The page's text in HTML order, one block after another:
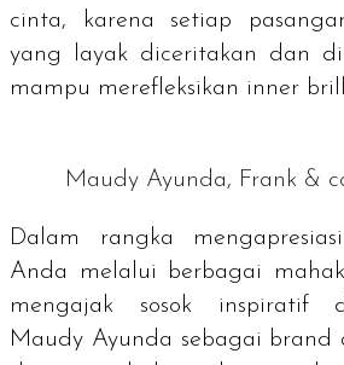
cinta, karena setiap
yang layak diceritakan dan
mampu merefleksikan inner
Maudy Ayunda, Frank &
Dalam rangka
Anda melalui berbagai
mengajak sosok inspiratif
Maudy Ayunda sebagai brand